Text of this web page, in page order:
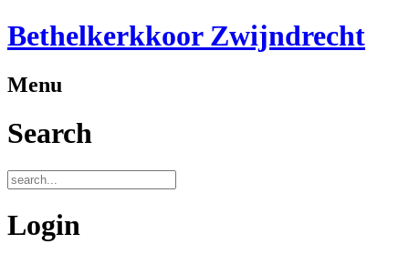
Bethelkerkkoor Zwijndrecht
Menu
Search
Login